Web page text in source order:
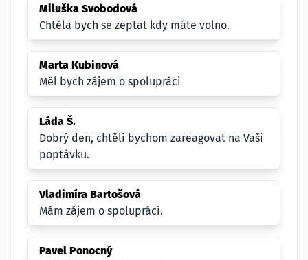
Miluška Svobodová
Chtěla bych se zeptat kdy máte volno.
Marta Kubinová
Měl bych zájem o spolupráci
Láda Š.
Dobrý den, chtěli bychom zareagovat na Vaši
poptávku.
Vladimíra Bartošová
Mám zájem o spolupráci.
Pavel Ponocný